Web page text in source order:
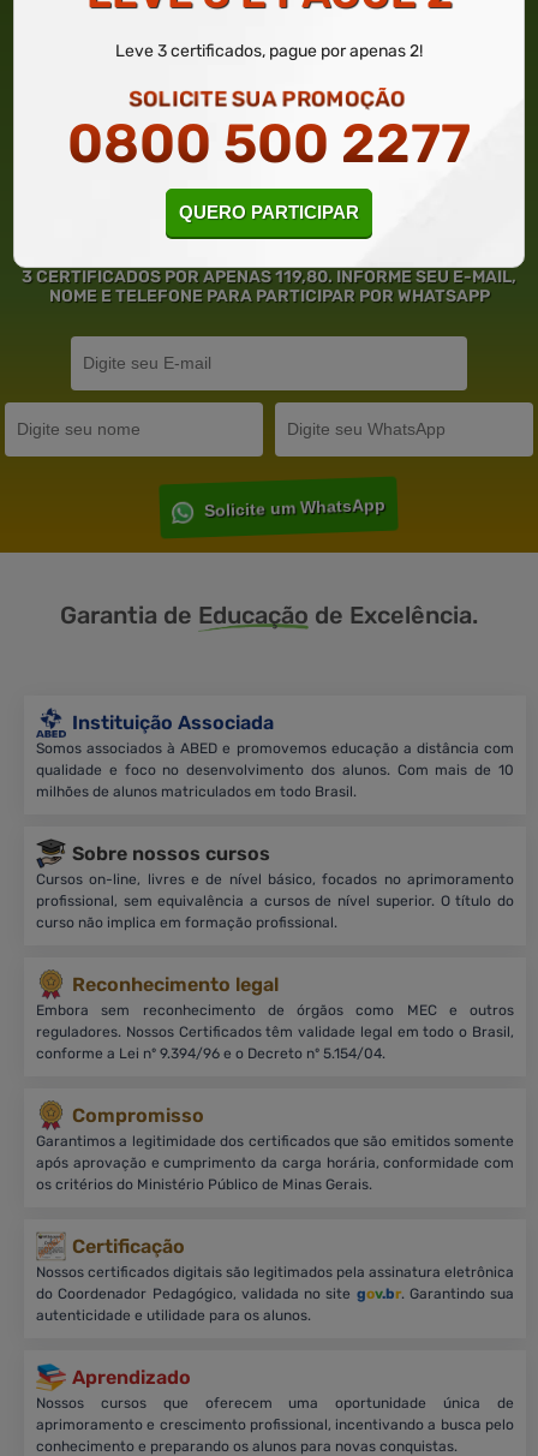
3 CERTIFICADOS POR APENAS 119,80. INFORME SEU E-MAIL,
NOME E TELEFONE PARA PARTICIPAR POR WHATSAPP
Solicite um WhatsApp
Garantia de Educação de Excelência.
Instituição Associada
Somos associados à ABED e promovemos educação a distância com
qualidade e foco no desenvolvimento dos alunos. Com mais de 10
milhões de alunos matriculados em todo Brasil.
Sobre nossos cursos
Cursos on-line, livres e de nível básico, focados no aprimoramento
profissional, sem equivalência a cursos de nível superior. O título do
curso não implica em formação profissional.
Reconhecimento legal
Embora sem reconhecimento de órgãos como MEC e outros
reguladores. Nossos Certificados têm validade legal em todo o Brasil,
conforme a Lei nº 9.394/96 e o Decreto nº 5.154/04.
Compromisso
Garantimos a legitimidade dos certificados que são emitidos somente
após aprovação e cumprimento da carga horária, conformidade com
os critérios do Ministério Público de Minas Gerais.
Certificação
Nossos certificados digitais são legitimados pela assinatura eletrônica
do Coordenador Pedagógico, validada no site gov.br. Garantindo sua
autenticidade e utilidade para os alunos.
Aprendizado
Nossos cursos que oferecem uma oportunidade única de
aprimoramento e crescimento profissional, incentivando a busca pelo
conhecimento e preparando os alunos para novas conquistas.
Leve 3 certificados, pague por apenas 2!
SOLICITE SUA PROMOÇÃO
0800 500 2277
QUERO PARTICIPAR